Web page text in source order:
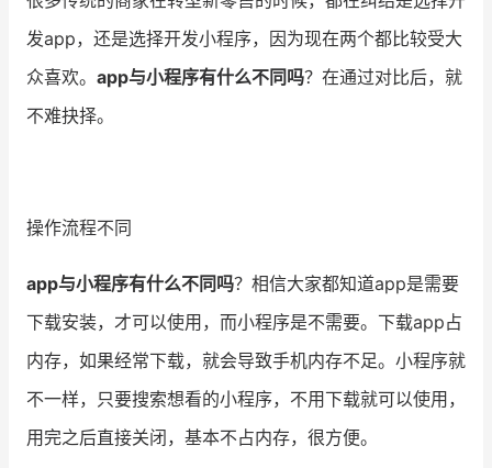
产品更新动态 帮助中心
行业洞察
品牌消费观
培训课程
私域课程 新零售内参
增长俱乐部
商家社区 社群交流
发app，还是选择开发小程序，因为现在两个都比较受大
众喜欢。 app与小程序有什么不同吗？在通过对比后，就
不难抉择。
操作流程不同
app与小程序有什么不同吗？相信大家都知道app是需要
下载安装，才可以使用，而小程序是不需要。下载app占
内存，如果经常下载，就会导致手机内存不足。小程序就
不一样，只要搜索想看的小程序，不用下载就可以使用，
用完之后直接关闭，基本不占内存，很方便。